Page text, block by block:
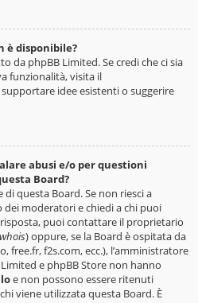
è disponibile?
da phpBB Limited. Se credi che ci sia
funzionalità, visita il
idee esistenti o suggerire
abusi e/o per questioni
Board?
questa Board. Se non riesci a
moderatori e chiedi a chi puoi
puoi contattare il proprietario
whois) oppure, se la Board è ospitata da
free.fr, f2s.com, ecc.), l’amministratore
e phpBB Store non hanno
e non possono essere ritenuti
viene utilizzata questa Board. È